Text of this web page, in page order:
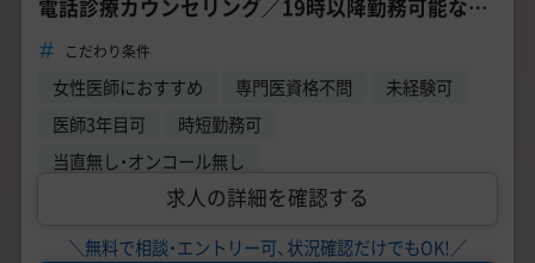
電話診療カウンセリング／19時以降勤務可能な方
歓迎！／ご自宅にPCがある方
こだわり条件
女性医師におすすめ 専門医資格不問
未経験可
医師3年目可
時短勤務可
当直無し・オンコール無し
求人の詳細を確認する
＼無料で相談・エントリー可、状況確認だけでもOK!／